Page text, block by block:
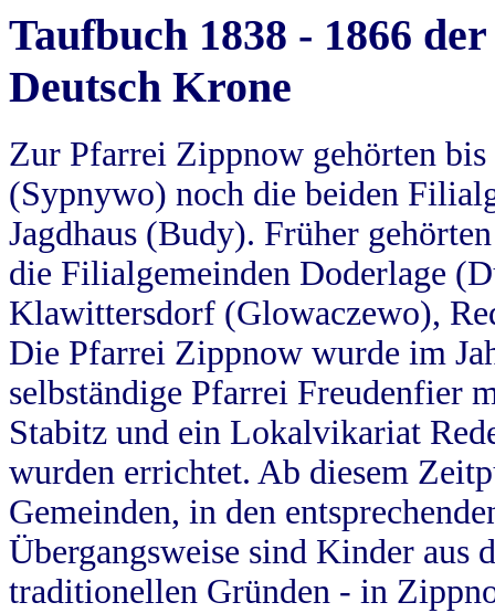
Taufbuch 1838 - 1866
Deutsch Krone
Zur Pfarrei Zippnow gehörten
(Sypnywo) noch die beiden
Jagdhaus (Budy). Früher
die Filialgemeinden Doderlage
Klawittersdorf (Glowaczewo),
Die Pfarrei Zippnow wurde im
selbständige Pfarrei Freudenfier
Stabitz und ein Lokalvikariat
wurden errichtet. Ab diesem
Gemeinden, in den
Übergangsweise sind Kinder aus
traditionellen Gründen - in